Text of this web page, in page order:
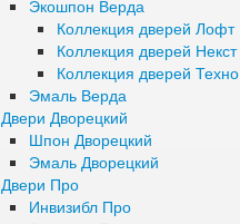
Экошпон Верда
Коллекция дверей Лофт
Коллекция дверей Некст
Коллекция дверей Техно
Эмаль Верда
Двери Дворецкий
Шпон Дворецкий
Эмаль Дворецкий
Двери Про
Инвизибл Про